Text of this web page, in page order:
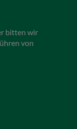
bitten wir
von